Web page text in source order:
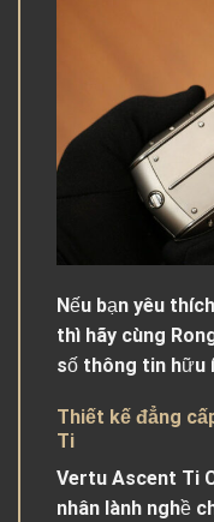
Nếu bạn yêu
thì hãy cùng
số thông tin hữu
Thiết kế đẳng
Ti
Vertu Ascent Ti
nhân lành nghề